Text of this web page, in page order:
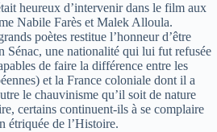
heureux d’intervenir dans le film aux
Nabile Farès et Malek Alloula.
poètes restitue l’honneur d’être
Sénac, une nationalité qui lui fut refusée
de faire la différence entre les
et la France coloniale dont il a
le chauvinisme qu’il soit de nature
certains continuent-ils à se complaire
étriquée de l’Histoire.